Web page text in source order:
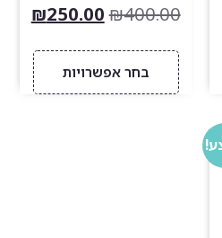
₪400.00
₪250.00
בחר אפשרויות